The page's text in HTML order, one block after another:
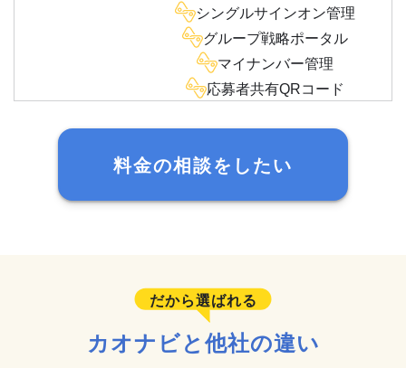
シングルサインオン管理
グループ戦略ポータル
マイナンバー管理
応募者共有QRコード
料金の相談をしたい
だから選ばれる
カオナビと他社の違い